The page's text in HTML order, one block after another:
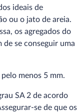
ideais de
ou o jato de areia.
os agregados do
se conseguir uma
pelo menos 5 mm.
SA 2 de acordo
se de que os